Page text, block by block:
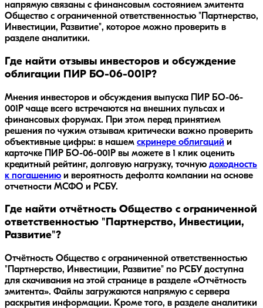
напрямую связаны с финансовым состоянием эмитента
Общество с ограниченной ответственностью "Партнерство,
Инвестиции, Развитие", которое можно проверить в
разделе аналитики.
Где найти отзывы инвесторов и обсуждение
облигации ПИР БО-06-001P?
Мнения инвесторов и обсуждения выпуска ПИР БО-06-
001P чаще всего встречаются на внешних пульсах и
финансовых форумах. При этом перед принятием
решения по чужим отзывам критически важно проверить
объективные цифры: в нашем скринере облигаций и
карточке ПИР БО-06-001P вы можете в 1 клик оценить
кредитный рейтинг, долговую нагрузку, точную доходность
к погашению и вероятность дефолта компании на основе
отчетности МСФО и РСБУ.
Где найти отчётность Общество с ограниченной
ответственностью "Партнерство, Инвестиции,
Развитие"?
Отчётность Общество с ограниченной ответственностью
"Партнерство, Инвестиции, Развитие" по РСБУ доступна
для скачивания на этой странице в разделе «Отчётность
эмитента». Файлы загружаются напрямую с сервера
раскрытия информации. Кроме того, в разделе аналитики